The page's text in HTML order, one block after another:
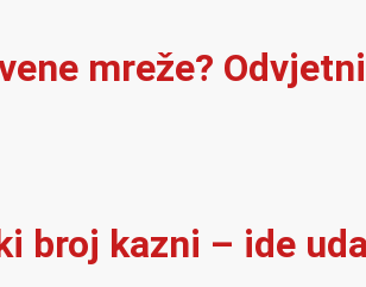
mreže?
broj kazni – ide